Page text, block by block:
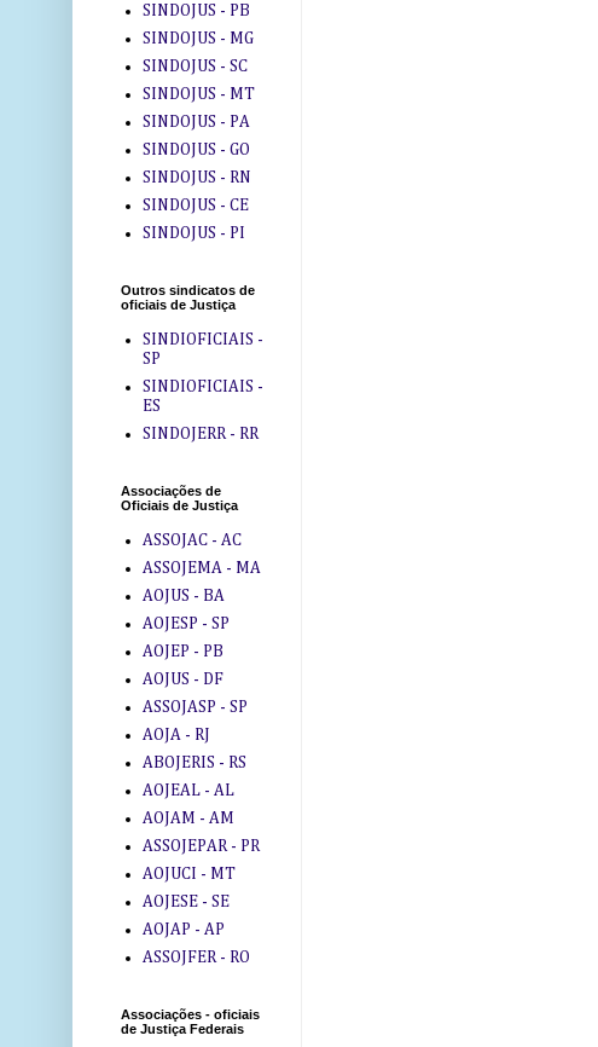
SINDOJUS - PB
SINDOJUS - MG
SINDOJUS - SC
SINDOJUS - MT
SINDOJUS - PA
SINDOJUS - GO
SINDOJUS - RN
SINDOJUS - CE
SINDOJUS - PI
Outros sindicatos de
oficiais de Justiça
SINDIOFICIAIS -
SP
SINDIOFICIAIS -
ES
SINDOJERR - RR
Associações de
Oficiais de Justiça
ASSOJAC - AC
ASSOJEMA - MA
AOJUS - BA
AOJESP - SP
AOJEP - PB
AOJUS - DF
ASSOJASP - SP
AOJA - RJ
ABOJERIS - RS
AOJEAL - AL
AOJAM - AM
ASSOJEPAR - PR
AOJUCI - MT
AOJESE - SE
AOJAP - AP
ASSOJFER - RO
Associações - oficiais
de Justiça Federais